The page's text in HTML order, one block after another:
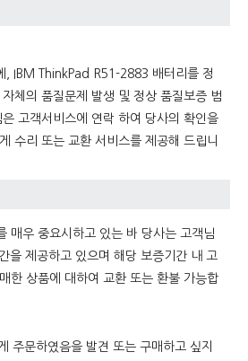
, IBM ThinkPad R51-2883 배터리 를 정
체의 품질문제 발생 및 정상 품질보증 범
고객서비스에 연락 하여 당사의 확인을
수리 또는 교환 서비스를 제공해 드립니
매우 중요시하고 있는 바 당사는 고객님
을 제공하고 있으며 해당 보증기간 내 고
한 상품에 대하여 교환 또는 환불 가능합
주문하였음을 발견 또는 구매하고 싶지